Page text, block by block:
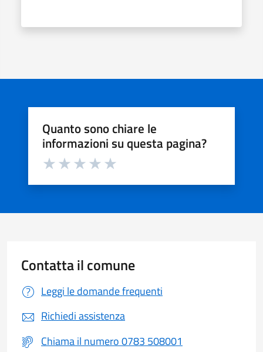
Quanto sono chiare le
informazioni su questa pagina?
Valuta da 1 a 5 stelle la pagina
Contatta il comune
Leggi le domande frequenti
Richiedi assistenza
Chiama il numero 0783 508001